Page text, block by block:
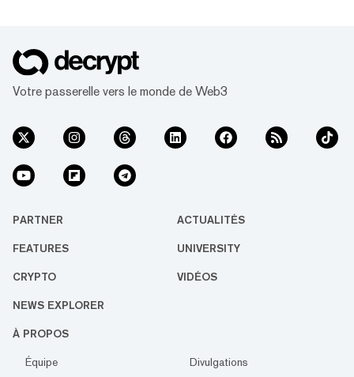
Votre passerelle vers le monde de Web3
PARTNER ACTUALITÉS
FEATURES UNIVERSITY
CRYPTO VIDÉOS
NEWS EXPLORER
À PROPOS
Équipe Divulgations